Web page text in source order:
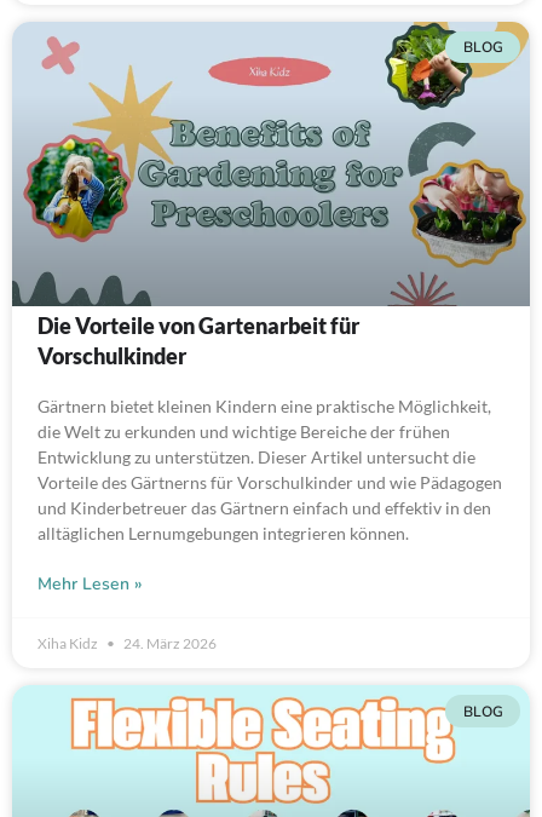
BLOG
Die Vorteile von Gartenarbeit für
Vorschulkinder
Gärtnern bietet kleinen Kindern eine praktische Möglichkeit,
die Welt zu erkunden und wichtige Bereiche der frühen
Entwicklung zu unterstützen. Dieser Artikel untersucht die
Vorteile des Gärtnerns für Vorschulkinder und wie Pädagogen
und Kinderbetreuer das Gärtnern einfach und effektiv in den
alltäglichen Lernumgebungen integrieren können.
Mehr Lesen »
Xiha Kidz 24. März 2026
BLOG